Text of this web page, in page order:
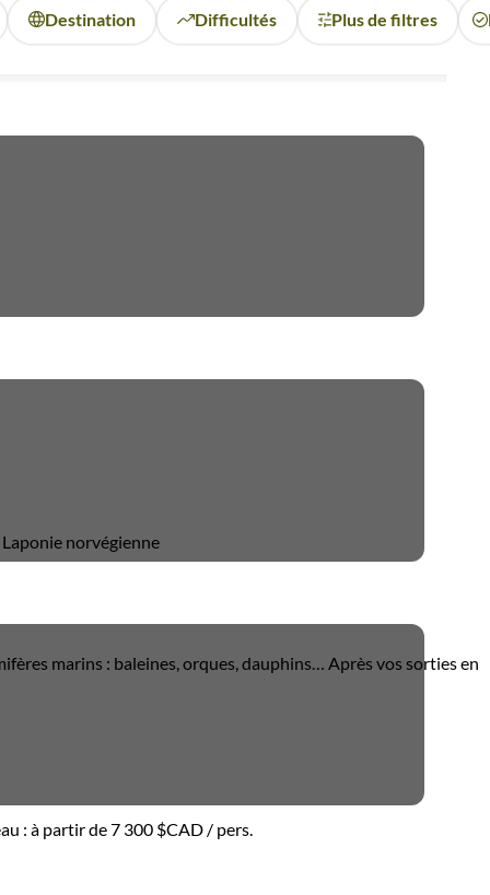
Destination Difficultés Plus de filtres
marins : baleines, orques, dauphins… Après vos sorties en
: à partir de7 300 $CAD / pers.